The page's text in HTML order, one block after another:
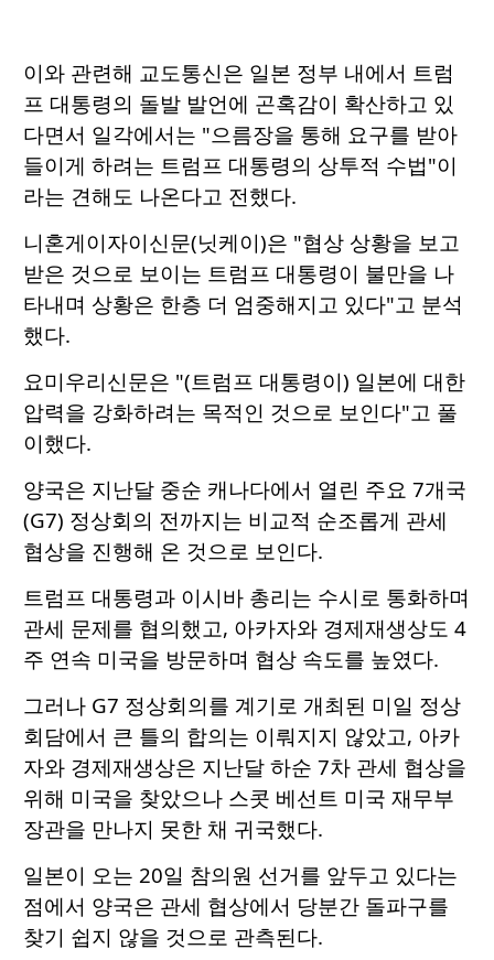
이와 관련해 교도통신은 일본 정부 내에서 트럼
프 대통령의 돌발 발언에 곤혹감이 확산하고 있
다면서 일각에서는 "으름장을 통해 요구를 받아
들이게 하려는 트럼프 대통령의 상투적 수법"이
라는 견해도 나온다고 전했다.
니혼게이자이신문(닛케이)은 "협상 상황을 보고
받은 것으로 보이는 트럼프 대통령이 불만을 나
타내며 상황은 한층 더 엄중해지고 있다"고 분석
했다.
요미우리신문은 "(트럼프 대통령이) 일본에 대한
압력을 강화하려는 목적인 것으로 보인다"고 풀
이했다.
양국은 지난달 중순 캐나다에서 열린 주요 7개국
(G7) 정상회의 전까지는 비교적 순조롭게 관세
협상을 진행해 온 것으로 보인다.
트럼프 대통령과 이시바 총리는 수시로 통화하며
관세 문제를 협의했고, 아카자와 경제재생상도 4
주 연속 미국을 방문하며 협상 속도를 높였다.
그러나 G7 정상회의를 계기로 개최된 미일 정상
회담에서 큰 틀의 합의는 이뤄지지 않았고, 아카
자와 경제재생상은 지난달 하순 7차 관세 협상을
위해 미국을 찾았으나 스콧 베선트 미국 재무부
장관을 만나지 못한 채 귀국했다.
일본이 오는 20일 참의원 선거를 앞두고 있다는
점에서 양국은 관세 협상에서 당분간 돌파구를
찾기 쉽지 않을 것으로 관측된다.